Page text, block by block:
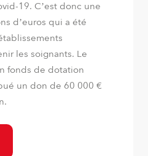
19. C’est donc une
d’euros qui a été
les soignants. Le
fonds de dotation
un don de 60 000 €